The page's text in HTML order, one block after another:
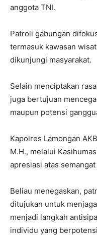
anggota TNI.
Patroli gabungan
termasuk kawasan
dikunjungi masyarakat.
Selain menciptakan
juga bertujuan
maupun potensi
Kapolres Lamongan
M.H., melalui
apresiasi atas
Beliau menegaskan,
ditujukan untuk
menjadi langkah
individu yang